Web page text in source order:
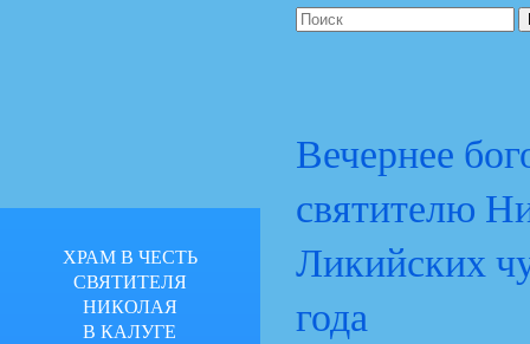
Вечернее
святителю
Ликийских
года
ХРАМ В ЧЕСТЬ
СВЯТИТЕЛЯ
НИКОЛАЯ
В КАЛУГЕ